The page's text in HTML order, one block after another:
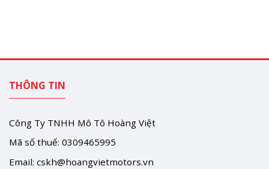
THÔNG TIN
Công Ty TNHH Mô Tô Hoàng Việt
Mã số thuế: 0309465995
Email: cskh@hoangvietmotors.vn